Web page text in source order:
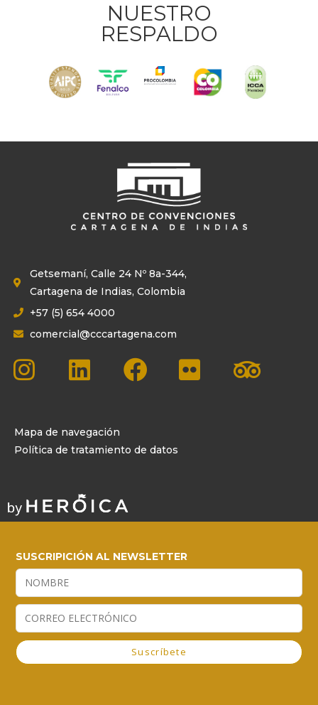
NUESTRO
RESPALDO
Getsemaní, Calle 24 Nº 8a-344,
Cartagena de Indias, Colombia
+57 (5) 654 4000
comercial@cccartagena.com
Mapa de navegación
Política de tratamiento de datos
SUSCRIPICIÓN AL NEWSLETTER
CONTACTARME